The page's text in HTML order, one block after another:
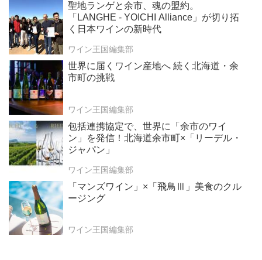
聖地ランゲと余市、魂の盟約。
「LANGHE - YOICHI Alliance」が切り拓
く日本ワインの新時代
ワイン王国編集部
世界に届くワイン産地へ 続く北海道・余
市町の挑戦
ワイン王国編集部
包括連携協定で、世界に「余市のワイ
ン」を発信！北海道余市町×「リーデル・
ジャパン」
ワイン王国編集部
「マンズワイン」×「飛鳥Ⅲ」美食のクル
ージング
ワイン王国編集部